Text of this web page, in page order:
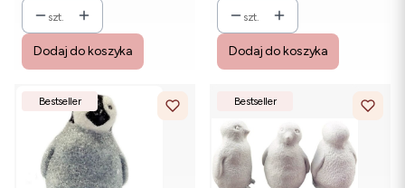
szt.
Dodaj do koszyka
szt.
Dodaj do koszyka
Bestseller Bestseller